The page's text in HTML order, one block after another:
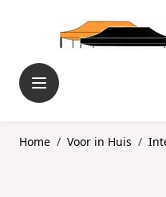
Home / Voor in Huis /